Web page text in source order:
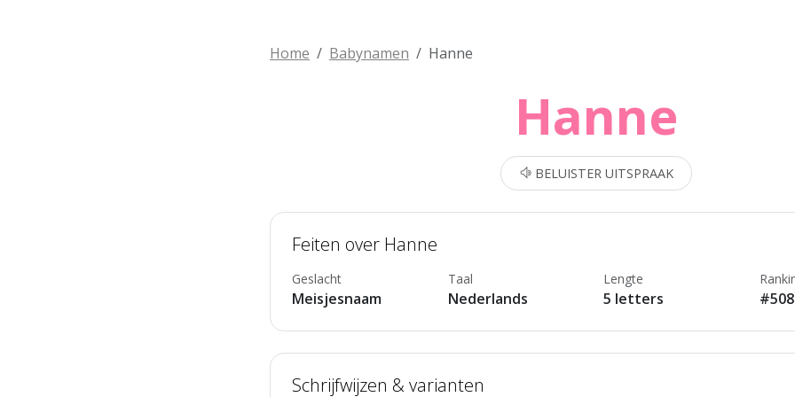
Home Babynamen Hanne
Hanne
BELUISTER UITSPRAAK
Feiten over Hanne
Geslacht
Meisjesnaam
Taal
Nederlands
Lengte
5 letters #508
Schrijfwijzen & varianten